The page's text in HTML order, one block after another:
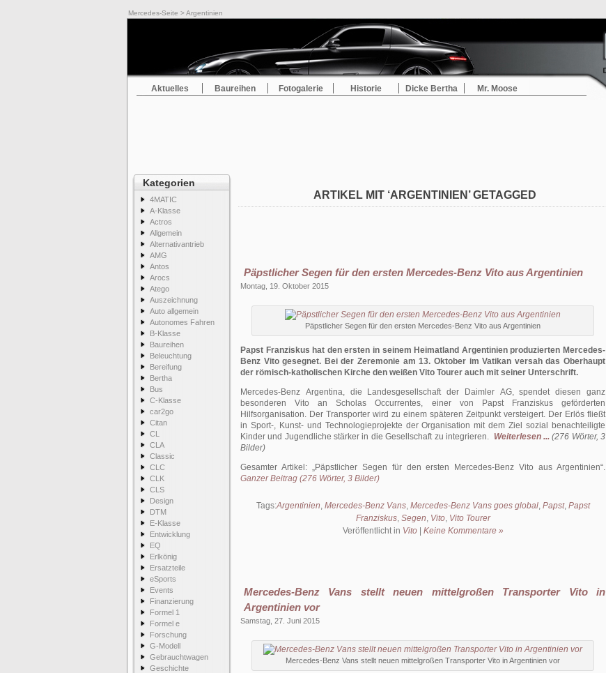
Mercedes-Seite > Argentinien
Aktuelles Baureihen Fotogalerie Historie Dicke Bertha Mr. Moose
Kategorien
4MATIC
A-Klasse
Actros
Allgemein
Alternativantrieb
AMG
Antos
Arocs
Atego
Auszeichnung
Auto allgemein
Autonomes Fahren
B-Klasse
Baureihen
Beleuchtung
Bereifung
Bertha
Bus
C-Klasse
car2go
Citan
CL
CLA
Classic
CLC
CLK
CLS
Design
DTM
E-Klasse
Entwicklung
EQ
Erlkönig
Ersatzteile
eSports
Events
Finanzierung
Formel 1
Formel e
Forschung
G-Modell
Gebrauchtwagen
Geschichte
ARTIKEL MIT ‘ARGENTINIEN’ GETAGGED
Päpstlicher Segen für den ersten Mercedes-Benz Vito aus Argentinien
Montag, 19. Oktober 2015
Päpstlicher Segen für den ersten Mercedes-Benz Vito aus Argentinien
Papst Franziskus hat den ersten in seinem Heimatland Argentinien produzierten Mercedes-
Benz Vito gesegnet. Bei der Zeremonie am 13. Oktober im Vatikan versah das Oberhaupt
der römisch-katholischen Kirche den weißen Vito Tourer auch mit seiner Unterschrift.
Mercedes-Benz Argentina, die Landesgesellschaft der Daimler AG, spendet diesen ganz
besonderen Vito an Scholas Occurrentes, einer von Papst Franziskus geförderten
Hilfsorganisation. Der Transporter wird zu einem späteren Zeitpunkt versteigert. Der Erlös fließt
in Sport-, Kunst- und Technologieprojekte der Organisation mit dem Ziel sozial benachteiligte
Kinder und Jugendliche stärker in die Gesellschaft zu integrieren. Weiterlesen ... (276 Wörter, 3
Bilder)
Gesamter Artikel:
Päpstlicher Segen für den ersten Mercedes-Benz Vito aus Argentinien .
Ganzer Beitrag (276 Wörter, 3 Bilder)
Tags:Argentinien, Mercedes-Benz Vans, Mercedes-Benz Vans goes global, Papst, Papst
Franziskus, Segen, Vito, Vito Tourer
Veröffentlicht in Vito| Keine Kommentare »
Mercedes-Benz Vans stellt neuen mittelgroßen Transporter Vito in
Argentinien vor
Samstag, 27. Juni 2015
Mercedes-Benz Vans stellt neuen mittelgroßen Transporter Vito in Argentinien vor